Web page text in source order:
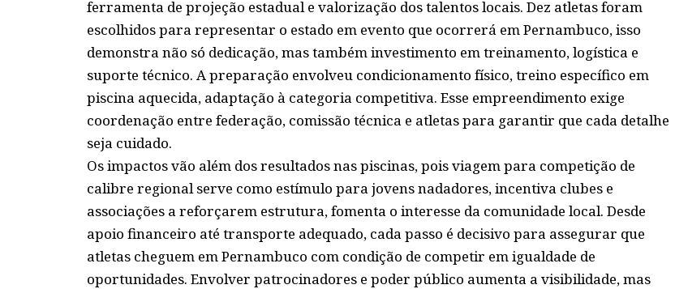
ferramenta de projeção estadual e valorização dos talentos locais. Dez atletas foram
escolhidos para representar o estado em evento que ocorrerá em Pernambuco, isso
demonstra não só dedicação, mas também investimento em treinamento, logística e
suporte técnico. A preparação envolveu condicionamento físico, treino específico em
piscina aquecida, adaptação à categoria competitiva. Esse empreendimento exige
coordenação entre federação, comissão técnica e atletas para garantir que cada detalhe
seja cuidado.
Os impactos vão além dos resultados nas piscinas, pois viagem para competição de
calibre regional serve como estímulo para jovens nadadores, incentiva clubes e
associações a reforçarem estrutura, fomenta o interesse da comunidade local. Desde
apoio financeiro até transporte adequado, cada passo é decisivo para assegurar que
atletas cheguem em Pernambuco com condição de competir em igualdade de
oportunidades. Envolver patrocinadores e poder público aumenta a visibilidade, mas